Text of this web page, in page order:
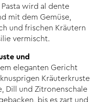
wird al dente
mit dem Gemüse,
und frischen Kräutern
vermischt.
und
eleganten Gericht
Kräuterkruste
Dill und Zitronenschale
bis es zart und